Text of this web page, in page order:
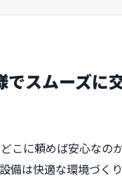
スムーズに
に頼めば安心なのか
備は快適な環境づく